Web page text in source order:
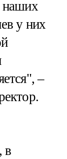
наших
у них
–
в